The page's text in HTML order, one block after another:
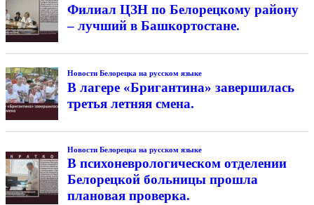
Филиал ЦЗН по Белорецкому району
– лучший в Башкортостане.
Новости Белорецка на русском языке
В лагере «Бригантина» завершилась
третья летняя смена.
Новости Белорецка на русском языке
В психоневрологическом отделении
Белорецкой больницы прошла
плановая проверка.